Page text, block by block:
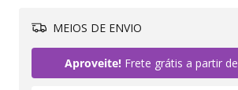
MEIOS DE ENVIO
Aproveite!Frete grátis a partir de